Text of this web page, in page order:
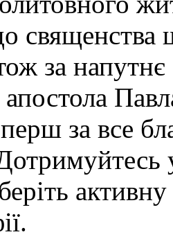
священства
за
за все